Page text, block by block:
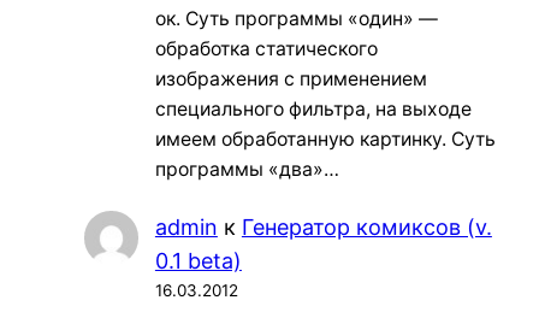
ок. Суть программы «один» —
обработка статического
изображения с применением
специального фильтра, на выходе
имеем обработанную картинку. Суть
программы «два»…
admin к Генератор комиксов (v.
0.1 beta)
16.03.2012